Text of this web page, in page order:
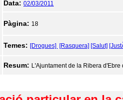
Data: 02/03/2011
Pàgina: 18
Temes: [Drogues] [Rasquera] [Salut]
Resum: L'Ajuntament de la Ribera